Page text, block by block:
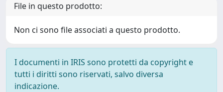
File in questo prodotto:
Non ci sono file associati a questo prodotto.
I documenti in IRIS sono protetti da copyright e
tutti i diritti sono riservati, salvo diversa
indicazione.